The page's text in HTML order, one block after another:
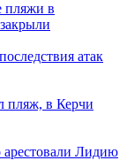
пляжи в
атак
пляж, в Керчи
арестовали Лидию